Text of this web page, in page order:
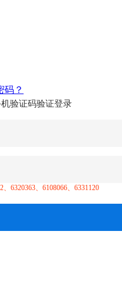
码？
验证码验证登录
6320363、6108066、6331120